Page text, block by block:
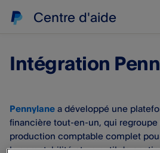
Centre d'aide
Intégration
Pennylane a développé une
financière tout-en-un, qui
production comptable complet
la comptabilité et un outil de